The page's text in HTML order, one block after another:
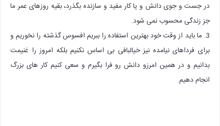
در جست و جوی دانش و یا کار مفید و سازنده بگذرد، بقیه روزهای عمر ما
جز زندگی محسوب نمی شود.
3. ما باید از وقت خود بهترین استفاده را ببریم افسوس گذشته را نخوریم و
برای فرداهای نیامده نیز خیالبافی بی اساس نکنیم بلکه امروز را غنیمت
بدانیم و در همین امرزو دانش رو فرا بگیرم و سعی کنیم کار های بزرگ
انجام دهیم.